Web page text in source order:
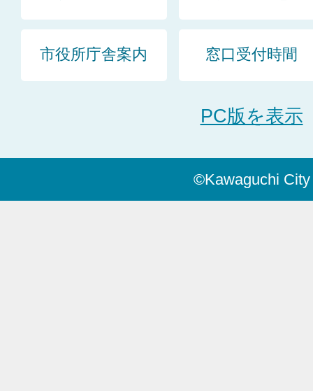
市役所庁舎案内 窓口受付時間
PC版を表示
©Kawaguchi City